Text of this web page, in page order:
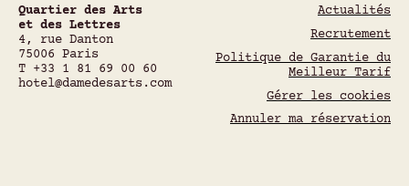
Quartier des Arts
et des Lettres
4, rue Danton
75006 Paris
T +33 1 81 69 00 60
hotel@damedesarts.com
Actualités
Recrutement
Politique de Garantie du
Meilleur Tarif
Gérer les cookies
Annuler ma réservation